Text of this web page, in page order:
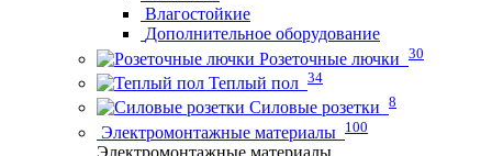
Влагостойкие
Дополнительное оборудование
Розеточные лючки 30
Теплый пол 34
Силовые розетки 8
Электромонтажные материалы 100
Электромонтажные материалы